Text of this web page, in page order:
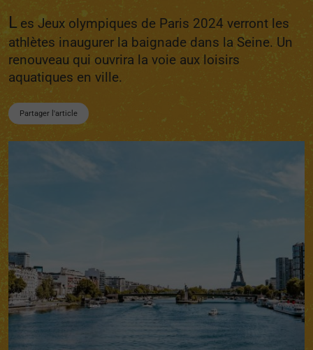
L es Jeux olympiques de Paris 2024 verront les
athlètes inaugurer la baignade dans la Seine. Un
renouveau qui ouvrira la voie aux loisirs
aquatiques en ville.
Partager l'article